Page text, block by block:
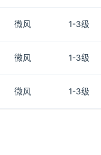
微风 1-3级
微风 1-3级
微风 1-3级